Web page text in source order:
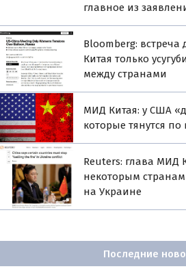
главное из
Bloomberg:
Китая только
между странами
МИД Китая: у США
которые тянутся по
Reuters: глава МИД
некоторым странам
на Украине
Последние